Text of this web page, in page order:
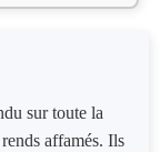
sur toute la
affamés. Ils